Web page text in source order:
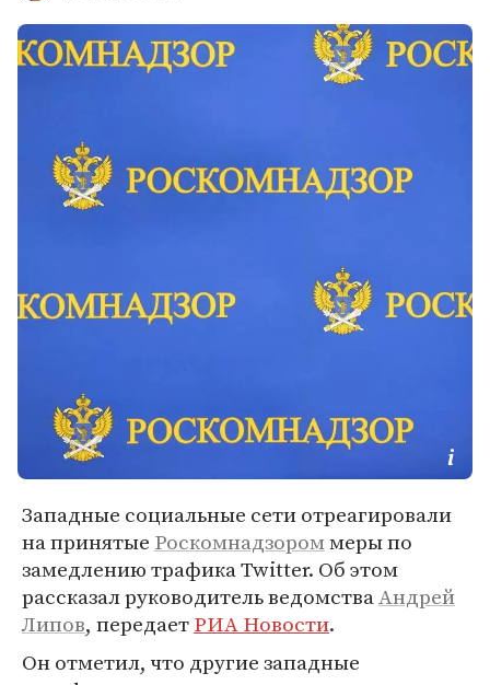
Западные социальные сети отреагировали
на принятые Роскомнадзороммеры по
замедлению трафика Twitter. Об этом
рассказал руководитель ведомстваАндрей
Липов, передаетРИА Новости.
Он отметил, что другие западные